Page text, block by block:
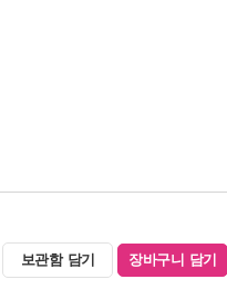
보관함 담기 장바구니 담기